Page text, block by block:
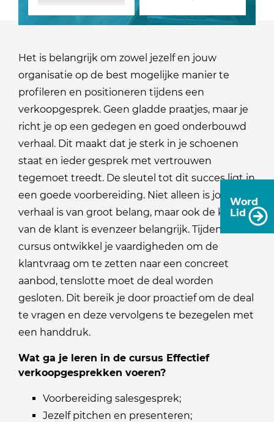
Word
Lid
Het is belangrijk om zowel jezelf en jouw
organisatie op de best mogelijke manier te
profileren en positioneren tijdens een
verkoopgesprek. Geen gladde praatjes, maar je
richt je op een gedegen en goed onderbouwd
verhaal. Dit maakt dat je sterk in je schoenen
staat en ieder gesprek met vertrouwen
tegemoet treedt. De sleutel tot dit succes ligt in
een goede voorbereiding. Niet alleen is jouw
verhaal is van groot belang, maar ook de kennis
van de klant is evenzeer belangrijk. Tijdens deze
cursus ontwikkel je vaardigheden om de
klantvraag om te zetten naar een concreet
aanbod, tenslotte moet de deal worden
gesloten. Dit bereik je door proactief om de deal
te vragen en deze vervolgens te bezegelen met
een handdruk.
Wat ga je leren in de cursus Effectief
verkoopgesprekken voeren?
Voorbereiding salesgesprek;
Jezelf pitchen en presenteren;